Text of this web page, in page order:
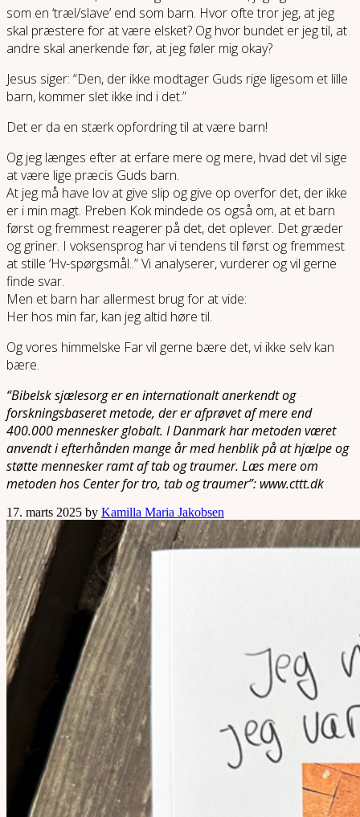
som en ‘træl/slave’ end som barn. Hvor ofte tror jeg, at jeg
skal præstere for at være elsket? Og hvor bundet er jeg til, at
andre skal anerkende før, at jeg føler mig okay?
Jesus siger: “Den, der ikke modtager Guds rige ligesom et lille
barn, kommer slet ikke ind i det.”
Det er da en stærk opfordring til at være barn!
Og jeg længes efter at erfare mere og mere, hvad det vil sige
at være lige præcis Guds barn.
At jeg må have lov at give slip og give op overfor det, der ikke
er i min magt. Preben Kok mindede os også om, at et barn
først og fremmest reagerer på det, det oplever. Det græder
og griner. I voksensprog har vi tendens til først og fremmest
at stille ‘Hv-spørgsmål..” Vi analyserer, vurderer og vil gerne
finde svar.
Men et barn har allermest brug for at vide:
Her hos min far, kan jeg altid høre til.
Og vores himmelske Far vil gerne bære det, vi ikke selv kan
bære.
“Bibelsk sjælesorg er en internationalt anerkendt og
forskningsbaseret metode, der er afprøvet af mere end
400.000 mennesker globalt. I Danmark har metoden været
anvendt i efterhånden mange år med henblik på at hjælpe og
støtte mennesker ramt af tab og traumer. Læs mere om
metoden hos Center for tro, tab og traumer”: www.cttt.dk
17. marts 2025 by Kamilla Maria Jakobsen